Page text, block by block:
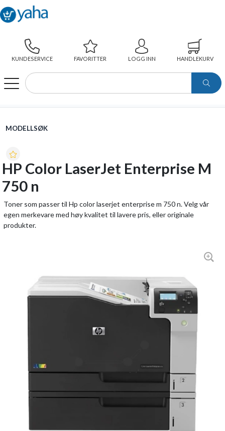
KUNDESERVICE FAVORITTER LOGG INN HANDLEKURV
WEBSHOP
MODELLSØK
HP Color LaserJet Enterprise M
750 n
Toner som passer til Hp color laserjet enterprise m 750 n. Velg vår
egen merkevare med høy kvalitet til lavere pris, eller originale
produkter.